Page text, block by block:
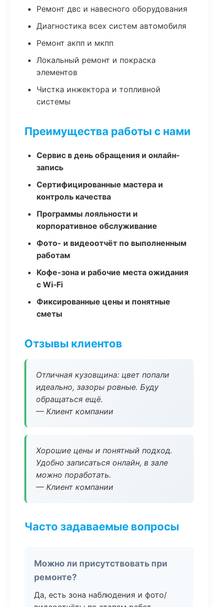
Ремонт двс и навесного оборудования
Диагностика всех систем автомобиля
Ремонт акпп и мкпп
Локальный ремонт и покраска
элементов
Чистка инжектора и топливной
системы
Преимущества работы с нами
Сервис в день обращения и онлайн-
запись
Сертифицированные мастера и
контроль качества
Программы лояльности и
корпоративное обслуживание
Фото- и видеоотчёт по выполненным
работам
Кофе-зона и рабочие места ожидания
с Wi‑Fi
Фиксированные цены и понятные
сметы
Отзывы клиентов
Отличная кузовщина: цвет попали
идеально, зазоры ровные. Буду
обращаться ещё.
— Клиент компании
Хорошие цены и понятный подход.
Удобно записаться онлайн, в зале
можно поработать.
— Клиент компании
Часто задаваемые вопросы
Можно ли присутствовать при
ремонте?
Да, есть зона наблюдения и фото/